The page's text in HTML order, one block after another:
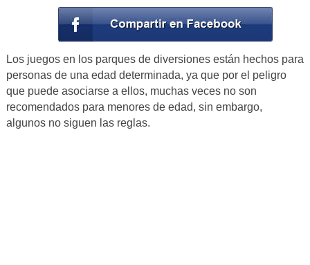
Los juegos en los parques de diversiones están hechos para
personas de una edad determinada, ya que por el peligro
que puede asociarse a ellos, muchas veces no son
recomendados para menores de edad, sin embargo,
algunos no siguen las reglas.